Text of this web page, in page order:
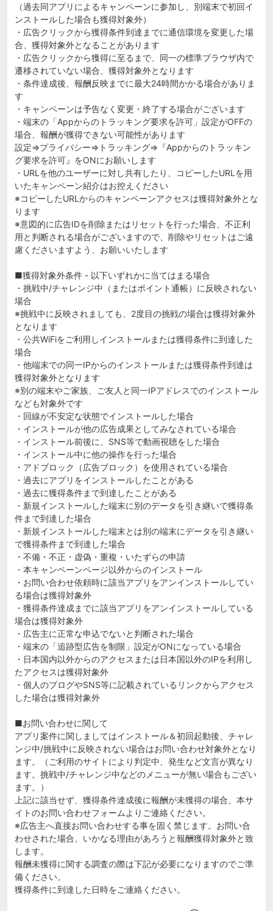
（過去同アプリによるキャンペーンに参加し、別端末で初回イ
ンストールした場合も獲得対象外）
・広告クリックから獲得条件到達までに通信環境を変更した場
合、獲得対象外となることがあります
・広告クリックから獲得に至るまで、同一の標準ブラウザ内で
遷移されていない場合、獲得対象外となります
・条件達成後、報酬反映までに最大24時間かかる場合がありま
す
・キャンペーンは予告なく変更・終了する場合がございます
・端末の「Appからのトラッキング要求を許可」設定がOFFの
場合、報酬が獲得できない可能性があります
設定⇒プライバシー⇒トラッキング⇒『Appからのトラッキン
グ要求を許可』をONにお願いします
・URLを他のユーザーに対し共有したり、コピーしたURLを用
いたキャンペーン紹介はお控えください
※コピーしたURLからのキャンペーンアクセスは獲得対象外とな
ります
※意図的に広告IDを削除またはリセットを行った場合、不正利
用と判断される場合がございますので、削除やリセットはご遠
慮くださいますよう、お願いいたします
■獲得対象外条件 - 以下いずれかに当てはまる場合
・挑戦中/チャレンジ中（またはポイント通帳）に反映されない
場合
※挑戦中に反映されましても、2度目の挑戦の場合は獲得対象外
となります
・公共WiFiをご利用しインストールまたは獲得条件に到達した
場合
・他端末での同一IPからのインストールまたは獲得条件到達は
獲得対象外となります
※別の端末やご家族、ご友人と同一IPアドレスでのインストール
なども対象外です
・回線が不安定な状態でインストールした場合
・インストールが他の広告成果としてみなされている場合
・インストール前後に、SNS等で動画視聴をした場合
・インストール中に他の操作を行った場合
・アドブロック（広告ブロック）を使用されている場合
・過去にアプリをインストールしたことがある
・過去に獲得条件まで到達したことがある
・新規インストールした端末に別のデータを引き継いで獲得条
件まで到達した場合
・新規インストールした端末とは別の端末にデータを引き継い
で獲得条件まで到達した場合
・不備・不正・虚偽・重複・いたずらの申請
・本キャンペーンページ以外からのインストール
・お問い合わせ依頼時に該当アプリをアンインストールしてい
る場合は獲得対象外
・獲得条件達成までに該当アプリをアンインストールしている
場合は獲得対象外
・広告主に正常な申込でないと判断された場合
・端末の「追跡型広告を制限」設定がONになっている場合
・日本国内以外からのアクセスまたは日本国以外のIPを利用し
たアクセスは獲得対象外
・個人のブログやSNS等に記載されているリンクからアクセス
した場合は獲得対象外
■お問い合わせに関して
アプリ案件に関しましてはインストール＆初回起動後、チャレ
ンジ中/挑戦中に反映されない場合はお問い合わせ対象外となり
ます。（ご利用のサイトにより判定中、発生など文言が異なり
ます。挑戦中/チャレンジ中などのメニューが無い場合もござい
ます。）
上記に該当せず、獲得条件達成後に報酬が未獲得の場合、本サ
イトのお問い合わせフォームよりご連絡ください。
※広告主へ直接お問い合わせする事を固く禁じます。お問い合
わせされた場合、いかなる理由があろうと報酬獲得対象外と致
します。
報酬未獲得に関する調査の際は下記が必要になりますのでご準
備ください。
獲得条件に到達した日時をご連絡ください。